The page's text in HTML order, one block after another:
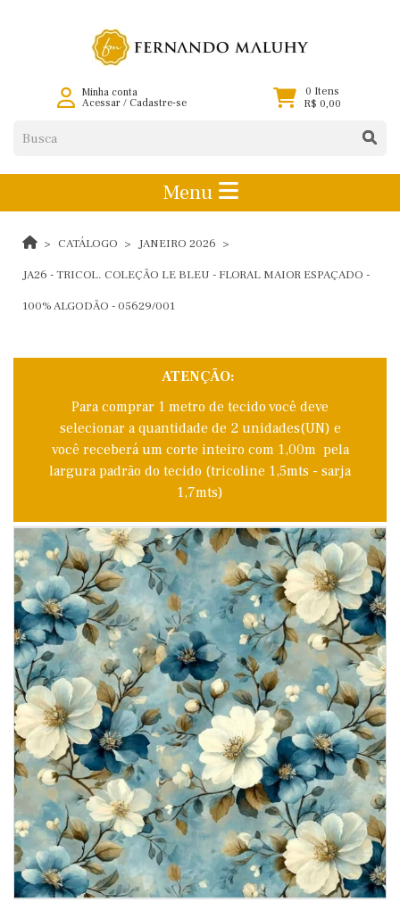
Minha conta
Acessar/ Cadastre-se
0 Itens
R$ 0,00
Menu
CATÁLOGO JANEIRO 2026
JA26 - TRICOL. COLEÇÃO LE BLEU - FLORAL MAIOR ESPAÇADO -
100% ALGODÃO - 05629/001
ATENÇÃO:
Para comprar 1 metro de tecido você deve
selecionar a quantidade de 2 unidades(UN) e
você receberá um corte inteiro com 1,00m pela
largura padrão do tecido (tricoline 1,5mts - sarja
1,7mts)